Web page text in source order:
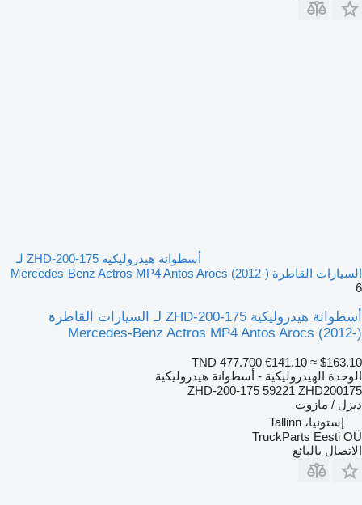
أسطوانة هيدروليكية ZHD-200-175 لـ
السيارات القاطرة Mercedes-Benz Actros MP4 Antos Arocs (2012-)
6
أسطوانة هيدروليكية ZHD-200-175 لـ السيارات القاطرة
Mercedes-Benz Actros MP4 Antos Arocs (2012-)
TND 477.700 €141.10 ≈ $163.10
الوحدة الهيدروليكية - أسطوانة هيدروليكية
ZHD-200-175 59221 ZHD200175
ديزل / مازوت
إستونيا، Tallinn
TruckParts Eesti OÜ
الاتصال بالبائع